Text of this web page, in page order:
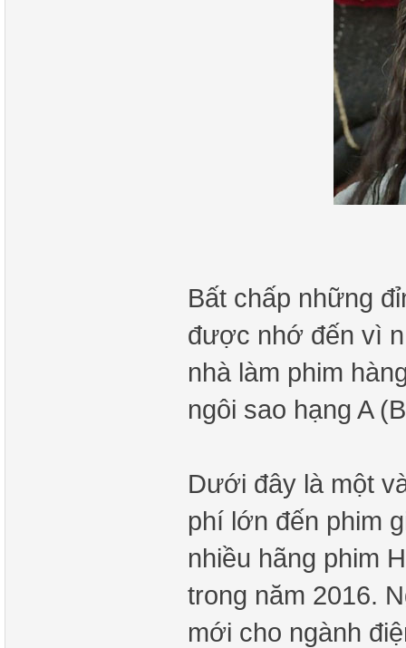
Bất chấp những
được nhớ đến vì
nhà làm phim
ngôi sao hạng A
Dưới đây là một
phí lớn đến phim
nhiều hãng phim
trong năm 2016.
mới cho ngành